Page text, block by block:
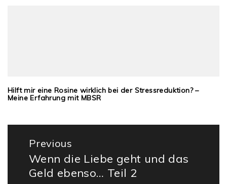
Hilft mir eine Rosine wirklich bei der Stressreduktion? –
Meine Erfahrung mit MBSR
Beitragsnavigation
Previous
Previous
post:
Wenn die Liebe geht und das
Geld ebenso… Teil 2